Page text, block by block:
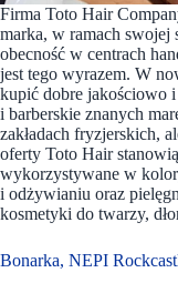
Firma Toto Hair
marka, w ramach swojej
obecność w centrach
jest tego wyrazem. W
kupić dobre jakościowo
i barberskie znanych
zakładach fryzjerskich,
oferty Toto Hair
wykorzystywane w
i odżywianiu oraz
kosmetyki do twarzy,
Bonarka, NEPI